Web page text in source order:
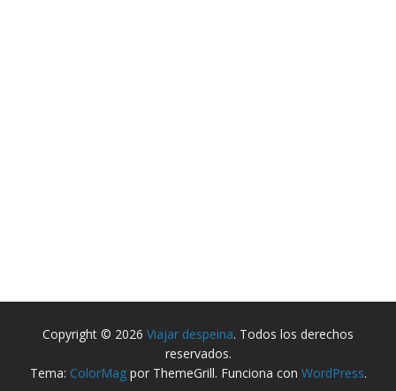
Copyright © 2026 Viajar despeina. Todos los derechos
reservados.
Tema: ColorMagpor ThemeGrill. Funciona con WordPress.